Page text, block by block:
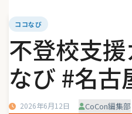
ココなび
不登校支
なび #名古
2026年6月12日 CoCon編集部